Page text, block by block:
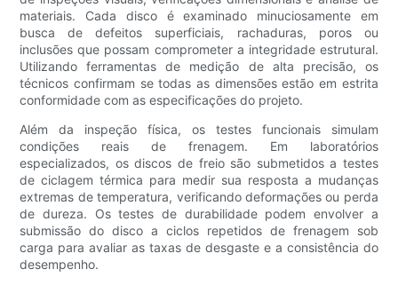
materiais. Cada disco é examinado minuciosamente em
busca de defeitos superficiais, rachaduras, poros ou
inclusões que possam comprometer a integridade estrutural.
Utilizando ferramentas de medição de alta precisão, os
técnicos confirmam se todas as dimensões estão em estrita
conformidade com as especificações do projeto.
Além da inspeção física, os testes funcionais simulam
condições reais de frenagem. Em laboratórios
especializados, os discos de freio são submetidos a testes
de ciclagem térmica para medir sua resposta a mudanças
extremas de temperatura, verificando deformações ou perda
de dureza. Os testes de durabilidade podem envolver a
submissão do disco a ciclos repetidos de frenagem sob
carga para avaliar as taxas de desgaste e a consistência do
desempenho.